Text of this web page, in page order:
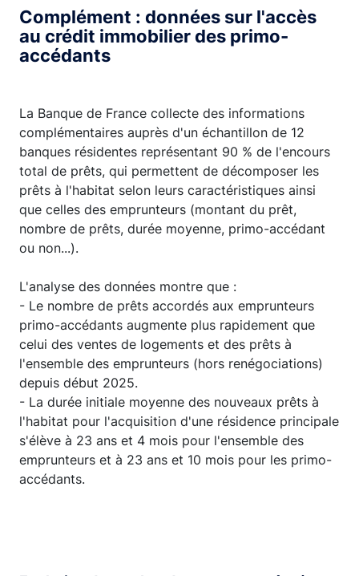
Complément : données sur l'accès
au crédit immobilier des primo-
accédants
La Banque de France collecte des informations
complémentaires auprès d'un échantillon de 12
banques résidentes représentant 90 % de l'encours
total de prêts, qui permettent de décomposer les
prêts à l'habitat selon leurs caractéristiques ainsi
que celles des emprunteurs (montant du prêt,
nombre de prêts, durée moyenne, primo-accédant
ou non...).
L'analyse des données montre que :
- Le nombre de prêts accordés aux emprunteurs
primo-accédants augmente plus rapidement que
celui des ventes de logements et des prêts à
l'ensemble des emprunteurs (hors renégociations)
depuis début 2025.
- La durée initiale moyenne des nouveaux prêts à
l'habitat pour l'acquisition d'une résidence principale
s'élève à 23 ans et 4 mois pour l'ensemble des
emprunteurs et à 23 ans et 10 mois pour les primo-
accédants.